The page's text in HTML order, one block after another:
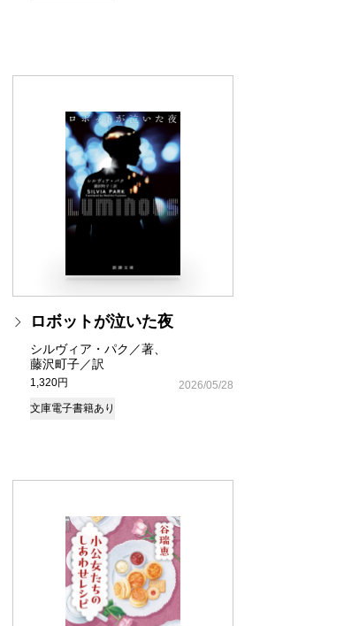
ロボットが泣いた夜
シルヴィア・パク／著、
藤沢町子／訳
1,320円
2026/05/28
文庫電子書籍あり